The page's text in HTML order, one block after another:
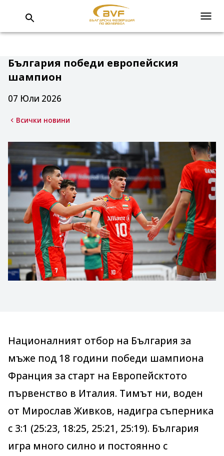
България победи европейския
шампион
07 Юли 2026
Всички новини
Националният отбор на България за
мъже под 18 години победи шампиона
Франция за старт на Европейсктото
първенство в Италия. Тимът ни, воден
от Мирослав Живков, надигра съперника
с 3:1 (25:23, 18:25, 25:21, 25:19). България
игра много силно и постоянно с